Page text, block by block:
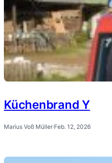
Küchenbrand Y
Marius Voß Müller·Feb. 12, 2026